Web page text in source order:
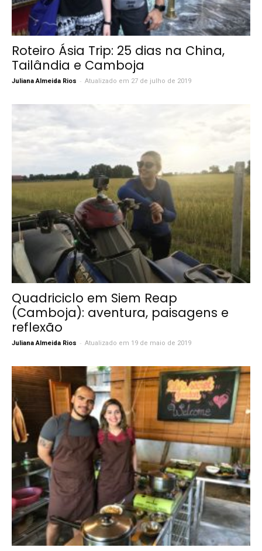
Roteiro Ásia Trip: 25 dias na China,
Tailândia e Camboja
Juliana Almeida Rios - Atualizado em 27 de julho de 2019
Quadriciclo em Siem Reap
(Camboja): aventura, paisagens e
reflexão
Juliana Almeida Rios - Atualizado em 19 de maio de 2019